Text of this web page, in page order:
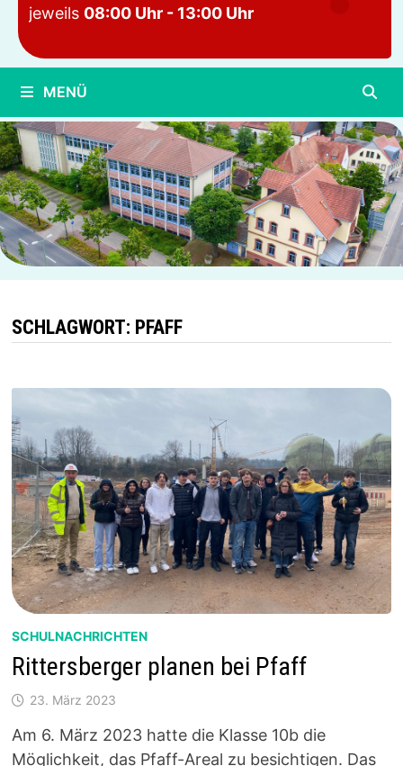
jeweils 08:00 Uhr - 13:00 Uhr
MENÜ
SCHLAGWORT: PFAFF
SCHULNACHRICHTEN
Rittersberger planen bei Pfaff
23. März 2023
Am 6. März 2023 hatte die Klasse 10b die
Möglichkeit, das Pfaff-Areal zu besichtigen. Das